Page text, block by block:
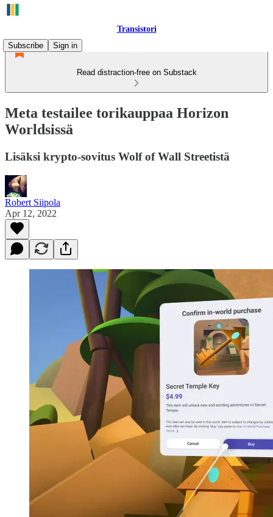
Transistori
Subscribe
Sign in
Read distraction-free on Substack
Meta testailee torikauppaa Horizon
Worldsissä
Lisäksi krypto-sovitus Wolf of Wall Streetistä
Robert Siipola
Apr 12, 2022